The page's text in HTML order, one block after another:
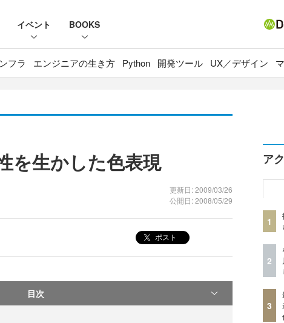
イベント BOOKS
フラ エンジニアの生き方 Python 開発ツール UX／デザイン
を生かした色表現
更新日: 2009/03/26
公開日: 2008/05/29
ポスト
目次
ア
1
2
3